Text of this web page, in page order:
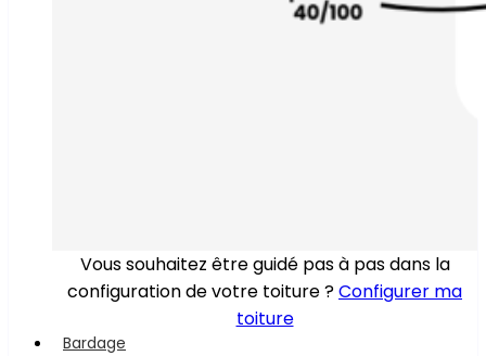
Vous souhaitez être guidé pas à pas dans la
configuration de votre toiture ?Configurer ma
toiture
Bardage